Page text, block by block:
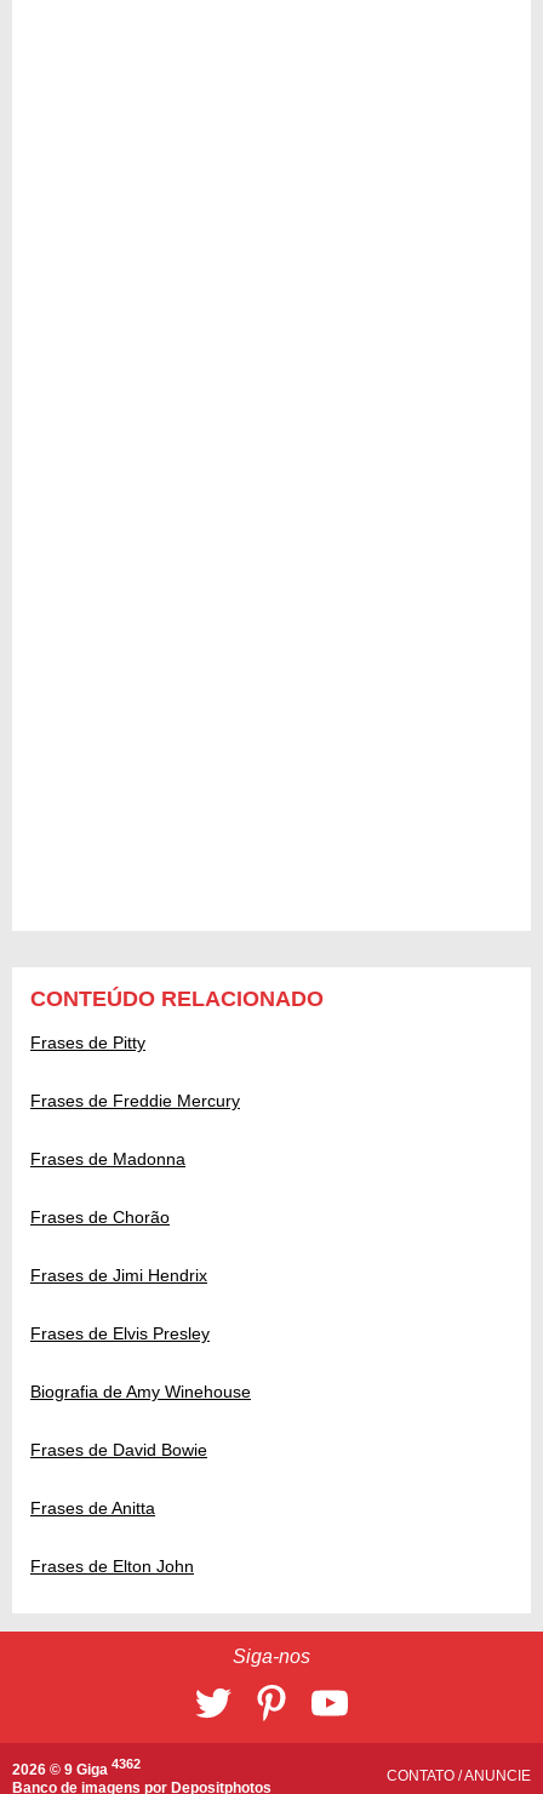
CONTEÚDO RELACIONADO
Frases de Pitty
Frases de Freddie Mercury
Frases de Madonna
Frases de Chorão
Frases de Jimi Hendrix
Frases de Elvis Presley
Biografia de Amy Winehouse
Frases de David Bowie
Frases de Anitta
Frases de Elton John
Siga-nos
2026 © 9 Giga 4362
Banco de imagens por Depositphotos
CONTATO /ANUNCIE